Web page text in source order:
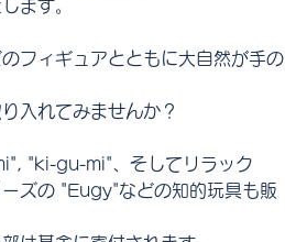
ます。
フィギュアとともに大自然が手の
入れてみませんか？
"ki-gu-mi"、そしてリラック
ズの "Eugy"などの知的玩具も販